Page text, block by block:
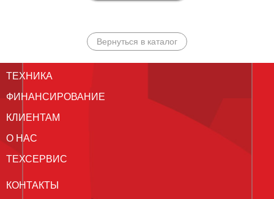
Вернуться в каталог
ТЕХНИКА
ФИНАНСИРОВАНИЕ
КЛИЕНТАМ
О НАС
ТЕХСЕРВИС
КОНТАКТЫ